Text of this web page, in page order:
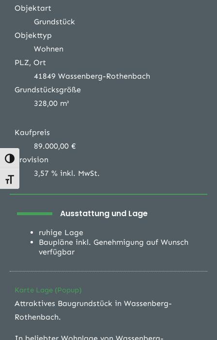
Umschalten auf hohe Kontraste
Schrift vergrößern
Objektart
Grundstück
Objekttyp
Wohnen
PLZ, Ort
41849 Wassenberg-Rothenbach
Grundstücksgröße
328,00 m²
Kaufpreis
89.000,00 €
Provision
3,57 % inkl. MwSt.
Ausstattung und Lage
ruhige Lage
Baupläne inkl. Genehmigung auf Wunsch
verfügbar
Karte Lage (Popup)
Attraktives Baugrundstück in Wassenberg-
Rothenbach.